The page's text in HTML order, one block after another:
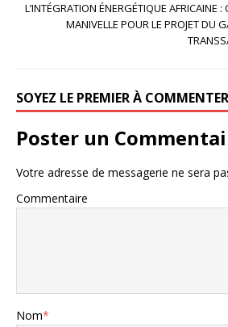
L’INTÉGRATION ÉNERGÉTIQUE AFRICAINE :
MANIVELLE POUR LE PROJET DU
SOYEZ LE PREMIER À COMMENTER
Poster un
Votre adresse de messagerie ne sera
Commentaire
Nom*